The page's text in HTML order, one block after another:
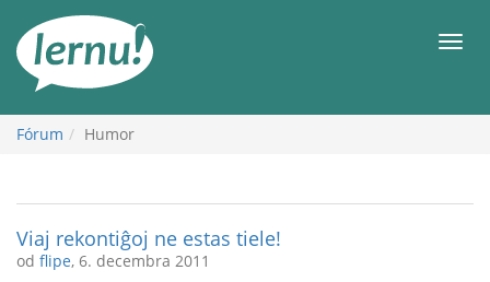
obsah
Fórum Humor
Viaj rekontiĝoj ne estas tiele!
od flipe, 6. decembra 2011